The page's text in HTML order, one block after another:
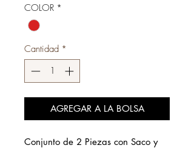
COLOR *
Cantidad *
AGREGAR A LA BOLSA
Conjunto de 2 Piezas con Saco y